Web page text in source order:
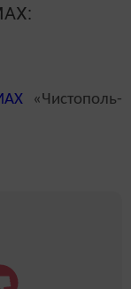
«Чистополь-